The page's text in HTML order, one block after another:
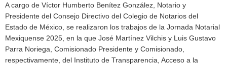
A cargo de Víctor Humberto Benítez González, Notario y
Presidente del Consejo Directivo del Colegio de Notarios del
Estado de México, se realizaron los trabajos de la Jornada Notarial
Mexiquense 2025, en la que José Martínez Vilchis y Luis Gustavo
Parra Noriega, Comisionado Presidente y Comisionado,
respectivamente, del Instituto de Transparencia, Acceso a la